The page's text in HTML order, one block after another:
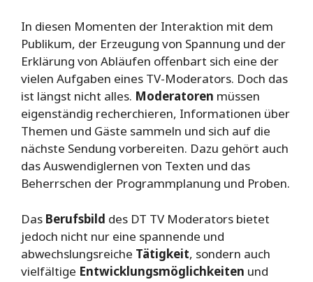
In diesen Momenten der Interaktion mit dem
Publikum, der Erzeugung von Spannung und der
Erklärung von Abläufen offenbart sich eine der
vielen Aufgaben eines TV-Moderators. Doch das
ist längst nicht alles. Moderatoren müssen
eigenständig recherchieren, Informationen über
Themen und Gäste sammeln und sich auf die
nächste Sendung vorbereiten. Dazu gehört auch
das Auswendiglernen von Texten und das
Beherrschen der Programmplanung und Proben.
Das Berufsbild des DT TV Moderators bietet
jedoch nicht nur eine spannende und
abwechslungsreiche Tätigkeit, sondern auch
vielfältige Entwicklungsmöglichkeiten und